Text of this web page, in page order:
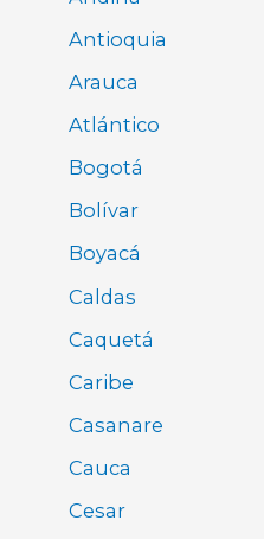
Antioquia
Arauca
Atlántico
Bogotá
Bolívar
Boyacá
Caldas
Caquetá
Caribe
Casanare
Cauca
Cesar